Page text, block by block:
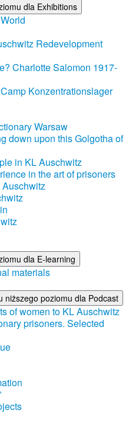
dla Exhibitions
Redevelopment
Charlotte Salomon 1917-
Konzentrationslager
Warsaw
down upon this Golgotha of
in KL Auschwitz
in the art of prisoners
dla E-learning
materials
niższego poziomu dla Podcast
of women to KL Auschwitz
prisoners. Selected